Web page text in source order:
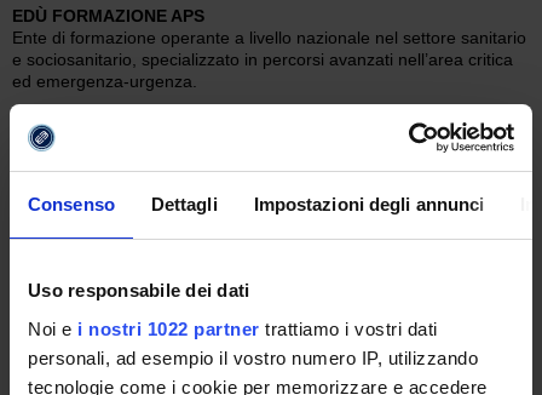
Consenso Dettagli Impostazioni degli annunci
Uso responsabile dei dati
Noi e i nostri 1022 partner trattiamo i vostri dati
personali, ad esempio il vostro numero IP, utilizzando
tecnologie come i cookie per memorizzare e accedere
EDÙ FORMAZIONE APS
Ente di formazione operante a livello nazionale nel settore sanitario
e sociosanitario, specializzato in percorsi avanzati nell’area critica
ed emergenza-urgenza.
AIURO – Associazione
Ente di formazione operante a
livello nazionale nel settore
sanitario e sociosanitario,